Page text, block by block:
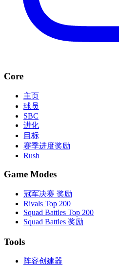
Core
主页
球员
SBC
进化
目标
赛季进度奖励
Rush
Game Modes
冠军决赛 奖励
Rivals Top 200
Squad Battles Top 200
Squad Battles 奖励
Tools
阵容创建器